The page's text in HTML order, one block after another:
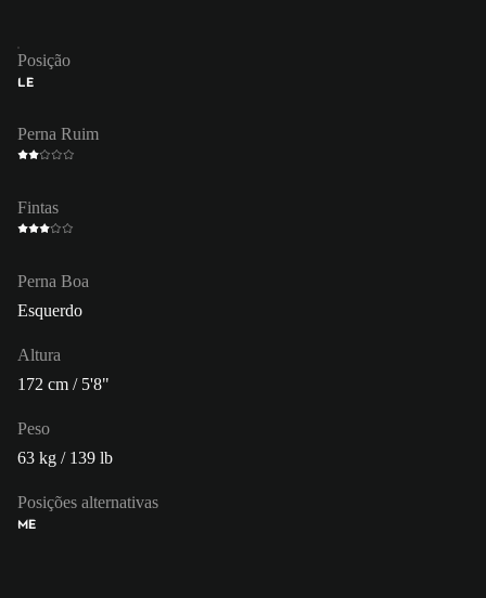
Posição
LE
Perna Ruim
Fintas
Perna Boa
Esquerdo
Altura
172 cm / 5'8"
Peso
63 kg / 139 lb
Posições alternativas
ME